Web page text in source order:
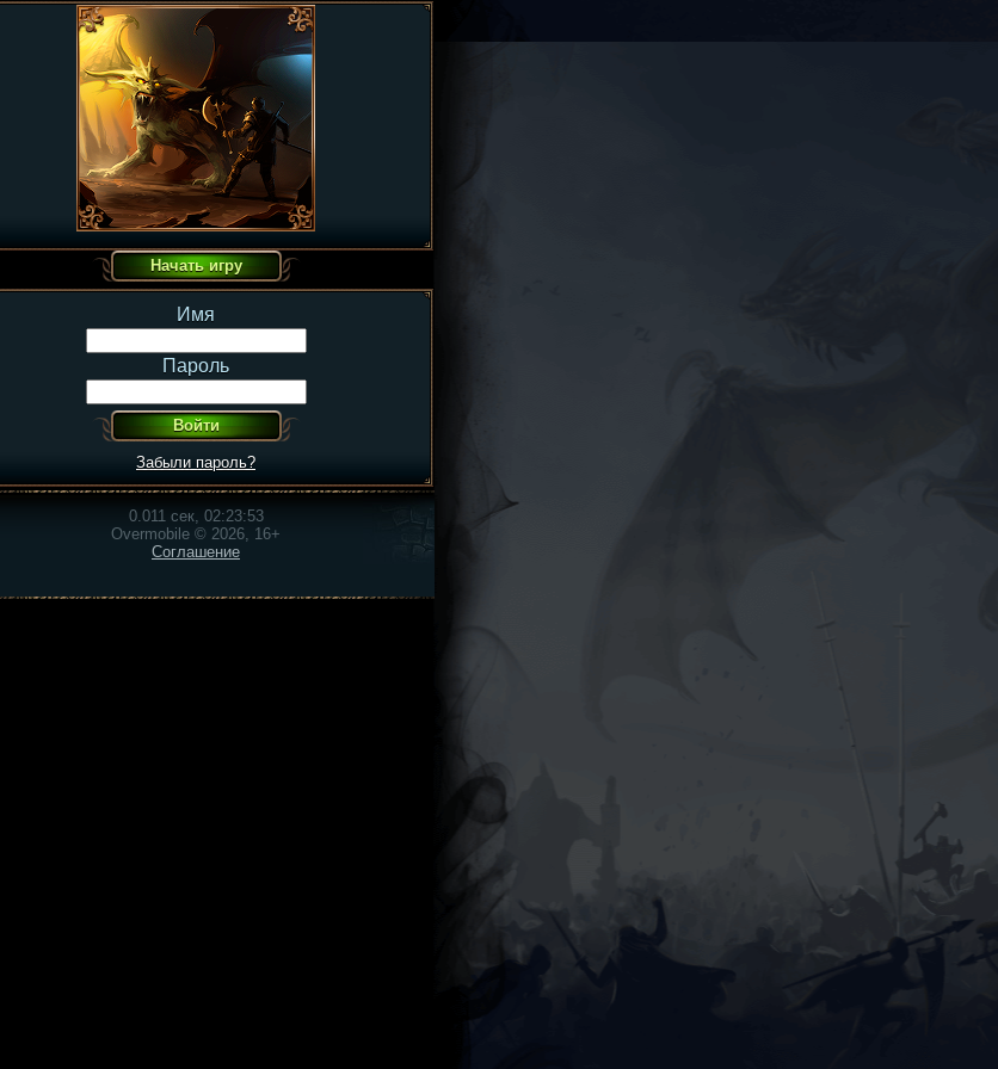
Имя
Пароль
Забыли пароль?
0.011 сек, 02:23:53
Overmobile © 2026, 16+
Соглашение